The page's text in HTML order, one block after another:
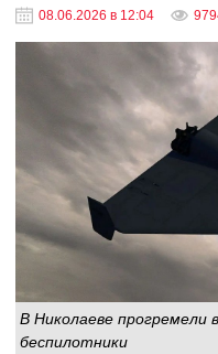
08.06.2026 в 12:04
В Николаеве прогремели
беспилотники